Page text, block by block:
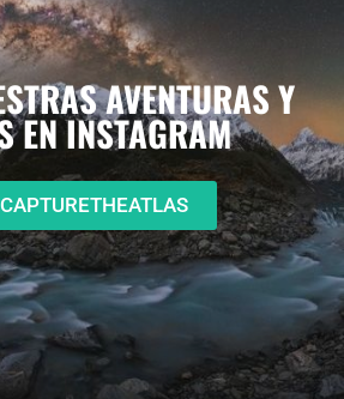
AVENTURAS Y
EN INSTAGRAM